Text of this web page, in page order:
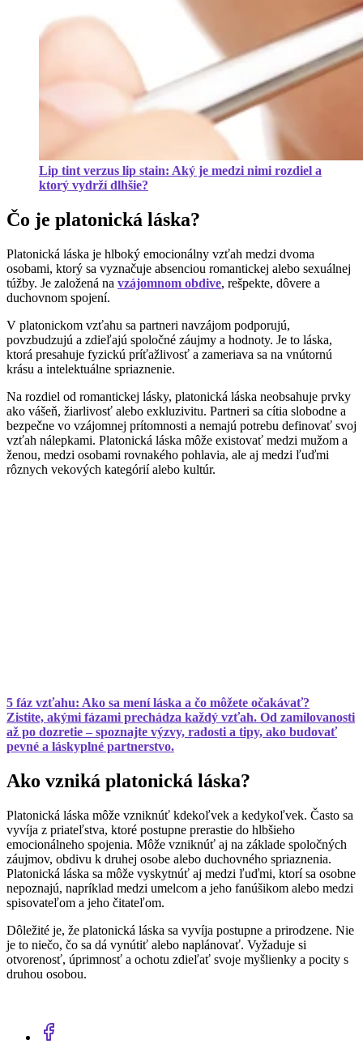
Lip tint verzus lip stain: Aký je medzi nimi rozdiel a
ktorý vydrží dlhšie?
Čo je platonická láska?
Platonická láska je hlboký emocionálny vzťah medzi dvoma
osobami, ktorý sa vyznačuje absenciou romantickej alebo sexuálnej
túžby. Je založená na vzájomnom obdive, rešpekte, dôvere a
duchovnom spojení.
V platonickom vzťahu sa partneri navzájom podporujú,
povzbudzujú a zdieľajú spoločné záujmy a hodnoty. Je to láska,
ktorá presahuje fyzickú príťažlivosť a zameriava sa na vnútornú
krásu a intelektuálne spriaznenie.
Na rozdiel od romantickej lásky, platonická láska neobsahuje prvky
ako vášeň, žiarlivosť alebo exkluzivitu. Partneri sa cítia slobodne a
bezpečne vo vzájomnej prítomnosti a nemajú potrebu definovať svoj
vzťah nálepkami. Platonická láska môže existovať medzi mužom a
ženou, medzi osobami rovnakého pohlavia, ale aj medzi ľuďmi
rôznych vekových kategórií alebo kultúr.
5 fáz vzťahu: Ako sa mení láska a čo môžete očakávať?
Zistite, akými fázami prechádza každý vzťah. Od zamilovanosti
až po dozretie – spoznajte výzvy, radosti a tipy, ako budovať
pevné a láskyplné partnerstvo.
Ako vzniká platonická láska?
Platonická láska môže vzniknúť kdekoľvek a kedykoľvek. Často sa
vyvíja z priateľstva, ktoré postupne prerastie do hlbšieho
emocionálneho spojenia. Môže vzniknúť aj na základe spoločných
záujmov, obdivu k druhej osobe alebo duchovného spriaznenia.
Platonická láska sa môže vyskytnúť aj medzi ľuďmi, ktorí sa osobne
nepoznajú, napríklad medzi umelcom a jeho fanúšikom alebo medzi
spisovateľom a jeho čitateľom.
Dôležité je, že platonická láska sa vyvíja postupne a prirodzene. Nie
je to niečo, čo sa dá vynútiť alebo naplánovať. Vyžaduje si
otvorenosť, úprimnosť a ochotu zdieľať svoje myšlienky a pocity s
druhou osobou.